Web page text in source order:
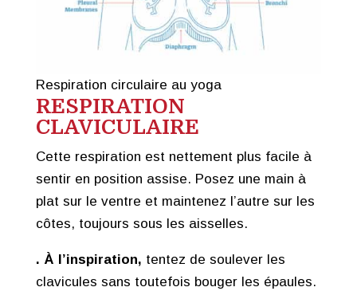
Respiration circulaire au yoga
RESPIRATION
CLAVICULAIRE
Cette respiration est nettement plus facile à
sentir en position assise. Posez une main à
plat sur le ventre et maintenez l’autre sur les
côtes, toujours sous les aisselles.
. À l’inspiration, tentez de soulever les
clavicules sans toutefois bouger les épaules.